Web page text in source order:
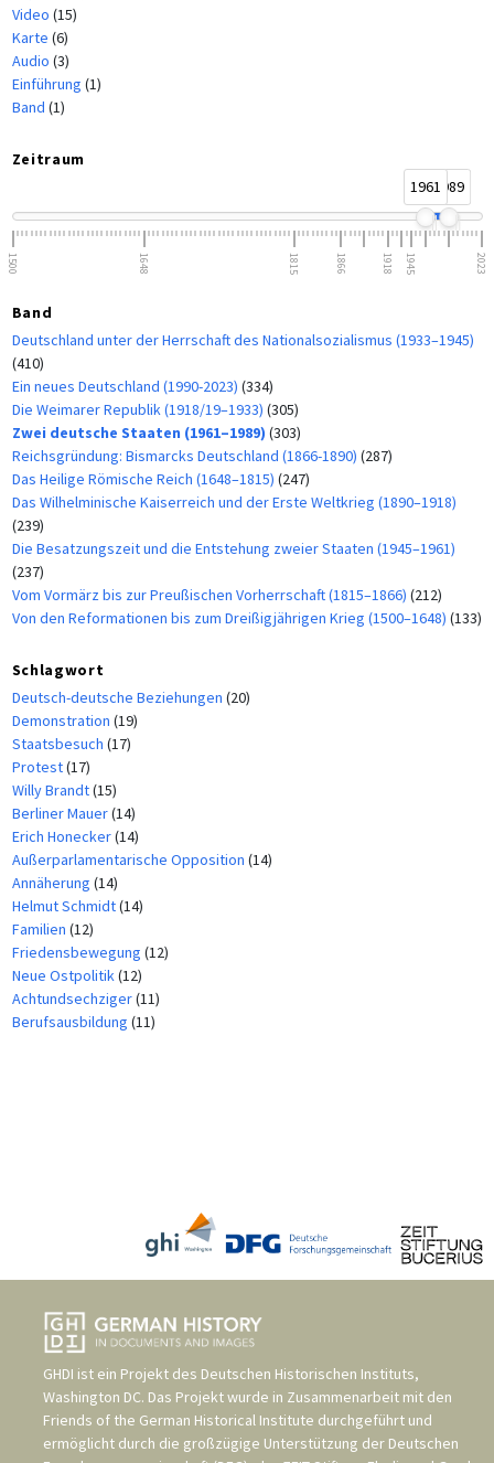
Video (15)
Karte (6)
Audio (3)
Einführung (1)
Band (1)
Zeitraum
19611989
1500 1648 1815 1866 1918 1945 2023
Band
Deutschland unter der Herrschaft des Nationalsozialismus (1933–1945)
(410)
Ein neues Deutschland (1990-2023) (334)
Die Weimarer Republik (1918/19–1933) (305)
Zwei deutsche Staaten (1961–1989) (303)
Reichsgründung: Bismarcks Deutschland (1866-1890) (287)
Das Heilige Römische Reich (1648–1815) (247)
Das Wilhelminische Kaiserreich und der Erste Weltkrieg (1890–1918)
(239)
Die Besatzungszeit und die Entstehung zweier Staaten (1945–1961)
(237)
Vom Vormärz bis zur Preußischen Vorherrschaft (1815–1866) (212)
Von den Reformationen bis zum Dreißigjährigen Krieg (1500–1648) (133)
Schlagwort
Deutsch-deutsche Beziehungen (20)
Demonstration (19)
Staatsbesuch (17)
Protest(17)
Willy Brandt(15)
Berliner Mauer(14)
Erich Honecker(14)
Außerparlamentarische Opposition (14)
Annäherung (14)
Helmut Schmidt(14)
Familien (12)
Friedensbewegung (12)
Neue Ostpolitik(12)
Achtundsechziger(11)
Berufsausbildung (11)
GHDI ist ein Projekt des Deutschen Historischen Instituts,
Washington DC. Das Projekt wurde in Zusammenarbeit mit den
Friends of the German Historical Institute durchgeführt und
ermöglicht durch die großzügige Unterstützung der Deutschen